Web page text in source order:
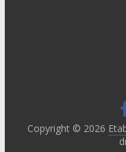
Copyright © 2026